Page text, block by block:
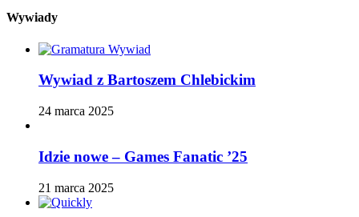
Wywiady
Wywiad z Bartoszem Chlebickim
24 marca 2025
Idzie nowe – Games Fanatic ’25
21 marca 2025